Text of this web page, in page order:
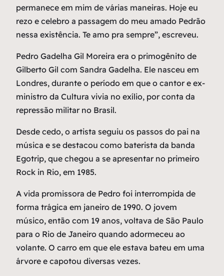
permanece em mim de várias maneiras. Hoje eu
rezo e celebro a passagem do meu amado Pedrão
nessa existência. Te amo pra sempre”, escreveu.
Pedro Gadelha Gil Moreira era o primogênito de
Gilberto Gil com Sandra Gadelha. Ele nasceu em
Londres, durante o período em que o cantor e ex-
ministro da Cultura vivia no exílio, por conta da
repressão militar no Brasil.
Desde cedo, o artista seguiu os passos do pai na
música e se destacou como baterista da banda
Egotrip, que chegou a se apresentar no primeiro
Rock in Rio, em 1985.
A vida promissora de Pedro foi interrompida de
forma trágica em janeiro de 1990. O jovem
músico, então com 19 anos, voltava de São Paulo
para o Rio de Janeiro quando adormeceu ao
volante. O carro em que ele estava bateu em uma
árvore e capotou diversas vezes.